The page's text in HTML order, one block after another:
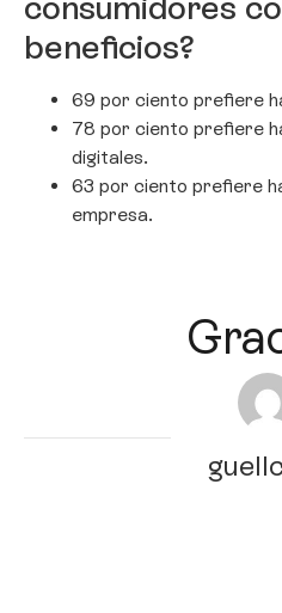
beneficios?
69 por ciento prefiere
78 por ciento prefiere
digitales.
63 por ciento prefiere
empresa.